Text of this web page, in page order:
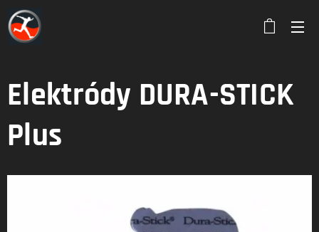
Elektródy DURA-STICK
Plus